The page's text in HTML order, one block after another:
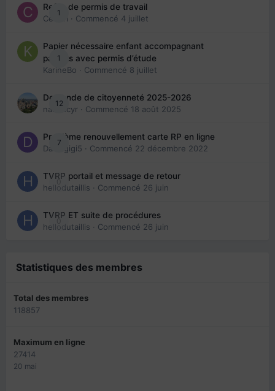
1
Refus de permis de travail
Cedbri · Commencé 4 juillet
1
Papier nécessaire enfant accompagnant
parents avec permis d’étude
KarineBo · Commencé 8 juillet
12
Demande de citoyenneté 2025-2026
nanancyr · Commencé 18 août 2025
7
Problème renouvellement carte RP en ligne
Davidgigi5 · Commencé 22 décembre 2022
0
TVRP portail et message de retour
hellodutaillis · Commencé 26 juin
0
TVRP ET suite de procédures
hellodutaillis · Commencé 26 juin
Statistiques des membres
Total des membres
118857
Maximum en ligne
27414
20 mai